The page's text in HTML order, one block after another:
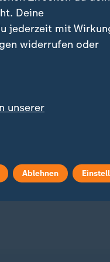
davon im Gazastreifen
starben weltweit
Deine
jederzeit mit
widerrufen oder
unserer
Ablehnen